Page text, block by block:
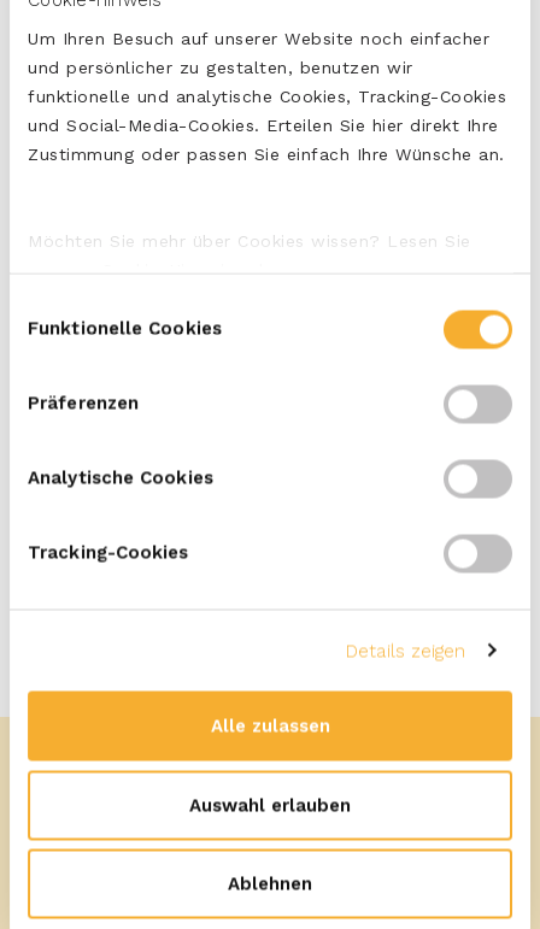
Um Ihren Besuch auf unserer Website noch einfacher
und persönlicher zu gestalten, benutzen wir
funktionelle und analytische Cookies, Tracking-Cookies
und Social-Media-Cookies. Erteilen Sie hier direkt Ihre
Zustimmung oder passen Sie einfach Ihre Wünsche an.
Möchten Sie mehr über Cookies wissen? Lesen Sie
erfahren, wer wir sind und wie wir Ihre persönlichen
Funktionelle Cookies
Präferenzen
Analytische Cookies
Tracking-Cookies
Details zeigen
Alle zulassen
Auswahl erlauben
Ablehnen
Zucchinischeiben und gegrillte rote Paprika auf das
Pesto legen.
Darauf jeweils 2 Scheiben ERU Slices Cheddar
Naturel legen.
Ein paar Blättchen Basilikum darüber streuen.
Scheiben Brot bedecken.
Tags:
TEILEN DRUCKEN
Mehr Rezepte